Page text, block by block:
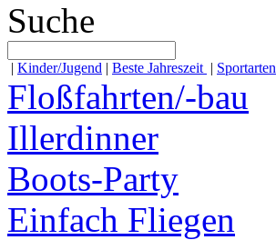
Suche
| Kinder/Jugend | Beste Jahreszeit | Sportarten
Floßfahrten/-bau
Illerdinner
Boots-Party
Einfach Fliegen